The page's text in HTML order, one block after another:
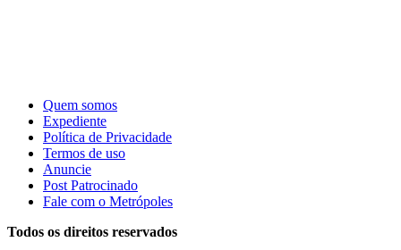
Quem somos
Expediente
Política de Privacidade
Termos de uso
Anuncie
Post Patrocinado
Fale com o Metrópoles
Todos os direitos reservados